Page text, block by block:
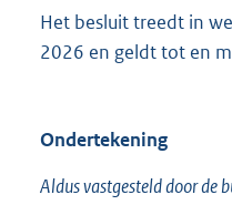
Het besluit treedt in
2026 en geldt tot en
Ondertekening
Aldus vastgesteld door de